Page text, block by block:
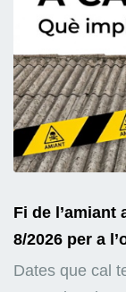
Fi de l’amiant
8/2026 per a
Dates que cal